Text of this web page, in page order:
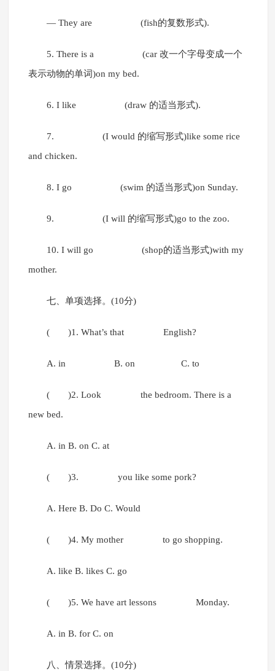
— They are (fish的复数形式).
5. There is a (car 改一个字母变成一个
表示动物的单词)on my bed.
6. I like (draw 的适当形式).
7. (I would 的缩写形式)like some rice
and chicken.
8. I go (swim 的适当形式)on Sunday.
9. (I will 的缩写形式)go to the zoo.
10. I will go (shop的适当形式)with my
mother.
七、单项选择。(10分)
( )1. What’s that English?
A. in B. on C. to
( )2. Look the bedroom. There is a
new bed.
A. in B. on C. at
( )3. you like some pork?
A. Here B. Do C. Would
( )4. My mother to go shopping.
A. like B. likes C. go
( )5. We have art lessons Monday.
A. in B. for C. on
八、情景选择。(10分)